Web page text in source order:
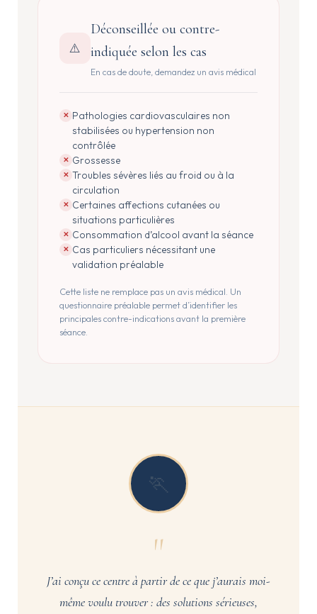
⚠️
Déconseillée ou contre-
indiquée selon les cas
En cas de doute, demandez un avis médical
✕ Pathologies cardiovasculaires non
stabilisées ou hypertension non
contrôlée
✕ Grossesse
✕ Troubles sévères liés au froid ou à la
circulation
✕ Certaines affections cutanées ou
situations particulières
✕ Consommation d’alcool avant la séance
✕ Cas particuliers nécessitant une
validation préalable
Cette liste ne remplace pas un avis médical. Un
questionnaire préalable permet d’identifier les
principales contre-indications avant la première
séance.
🏃
"
J’ai conçu ce centre à partir de ce que j’aurais moi-
même voulu trouver : des solutions sérieuses,